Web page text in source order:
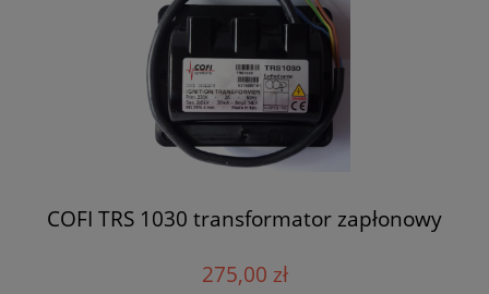
COFI TRS 1030 transformator zapłonowy
275,00 zł